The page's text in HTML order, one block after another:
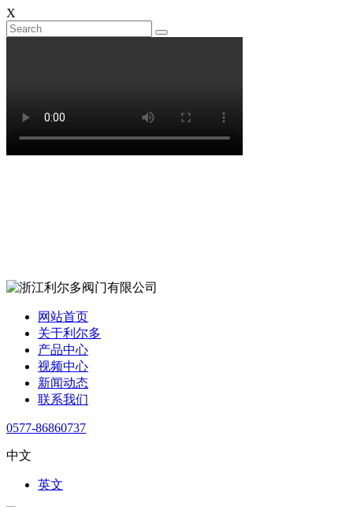
X
网站首页
关于利尔多
产品中心
视频中心
新闻动态
联系我们
0577-86860737
中文
英文